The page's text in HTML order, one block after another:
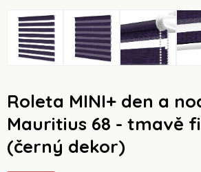
Roleta MINI+ den a
Mauritius 68 - tmavě
(černý dekor)